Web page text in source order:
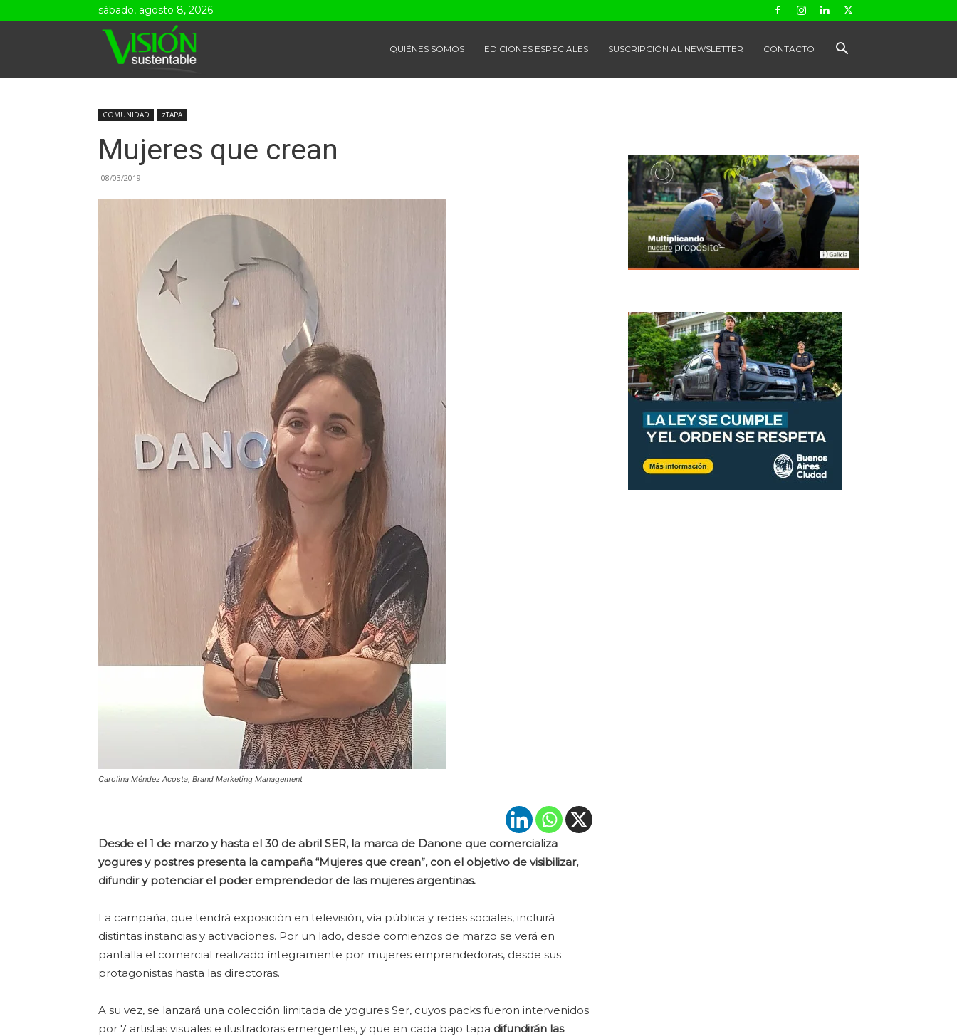
sábado, agosto 8, 2026
QUIÉNES SOMOS EDICIONES ESPECIALES SUSCRIPCIÓN AL NEWSLETTER CONTACTO
COMUNIDAD zTAPA
Mujeres que crean
08/03/2019
Carolina Méndez Acosta, Brand Marketing Management
Desde el 1 de marzo y hasta el 30 de abril SER, la marca de Danone que comercializa
yogures y postres presenta la campaña “Mujeres que crean”, con el objetivo de visibilizar,
difundir y potenciar el poder emprendedor de las mujeres argentinas.
La campaña, que tendrá exposición en televisión, vía pública y redes sociales, incluirá
distintas instancias y activaciones. Por un lado, desde comienzos de marzo se verá en
pantalla el comercial realizado íntegramente por mujeres emprendedoras, desde sus
protagonistas hasta las directoras.
A su vez, se lanzará una colección limitada de yogures Ser, cuyos packs fueron intervenidos
por 7 artistas visuales e ilustradoras emergentes, y que en cada bajo tapa difundirán las